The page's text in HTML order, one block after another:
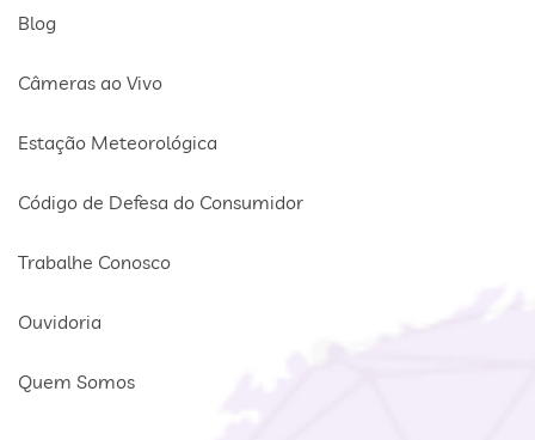
Blog
Câmeras ao Vivo
Estação Meteorológica
Código de Defesa do Consumidor
Trabalhe Conosco
Ouvidoria
Quem Somos